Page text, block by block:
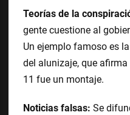
Teorías de la
gente cuestione al
Un ejemplo famoso es
del alunizaje, que
11 fue un montaje.
Noticias falsas: Se